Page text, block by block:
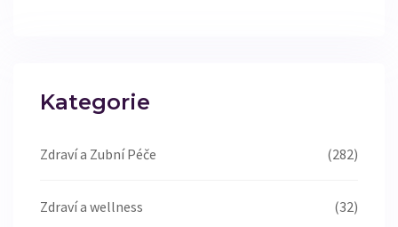
Kategorie
Zdraví a Zubní Péče (282)
Zdraví a wellness (32)